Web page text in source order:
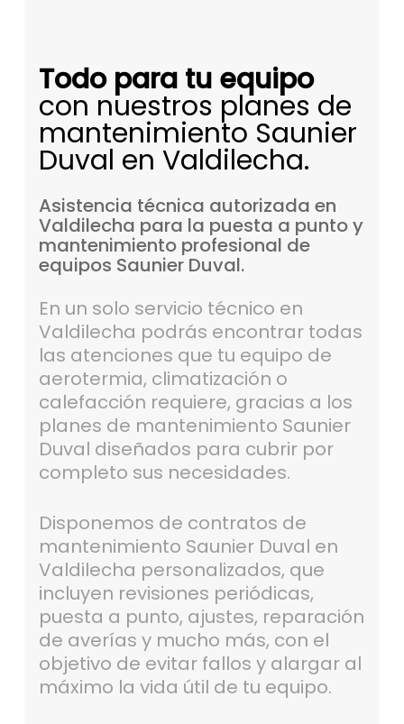
Todo para tu equipo
con nuestros planes de
mantenimiento Saunier
Duval en Valdilecha.
Asistencia técnica autorizada en
Valdilecha para la puesta a puntoy
mantenimiento profesional de
equipos Saunier Duval.
En un solo servicio técnico en
Valdilecha podrás encontrar todas
las atenciones que tu equipo de
aerotermia, climatización o
calefacción requiere, gracias a los
planes de mantenimiento Saunier
Duval diseñados para cubrir por
completo sus necesidades.
Disponemos de contratos de
mantenimiento Saunier Duval en
Valdilecha personalizados, que
incluyen revisiones periódicas,
puesta a punto, ajustes, reparación
de averías y mucho más, con el
objetivo de evitar fallos y alargar al
máximo la vida útil de tu equipo.